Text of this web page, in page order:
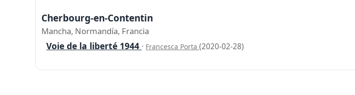
Cherbourg-en-Contentin
Mancha, Normandía, Francia
Voie de la liberté 1944 · Francesca Porta (2020-02-28)